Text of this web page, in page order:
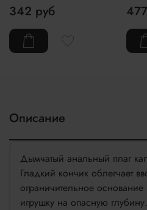
342 руб
Описание
Дымчатый анальный плаг
Гладкий кончик облегчает
ограничительное основание
игрушку на опасную глубину.